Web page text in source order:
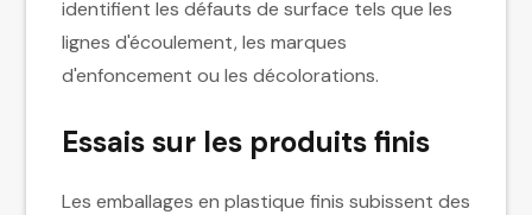
identifient les défauts de surface tels que les
lignes d'écoulement, les marques
d'enfoncement ou les décolorations.
Essais sur les produits finis
Les emballages en plastique finis subissent des